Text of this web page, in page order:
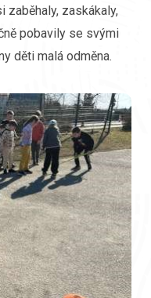
zaběhaly, zaskákaly,
pobavily se svými
děti malá odměna.